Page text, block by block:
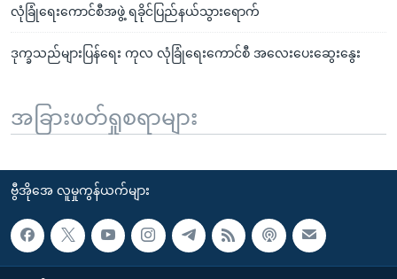
လုံခြုံရေးကောင်စီအဖွဲ့ ရခိုင်ပြည်နယ်သွားရောက်
ဒုက္ခသည်များပြန်ရေး ကုလ လုံခြုံရေးကောင်စီ အလေးပေးဆွေးနွေး
အခြားဖတ်ရှုစရာများ
ဗွီအိုအေ လူမှုကွန်ယက်များ